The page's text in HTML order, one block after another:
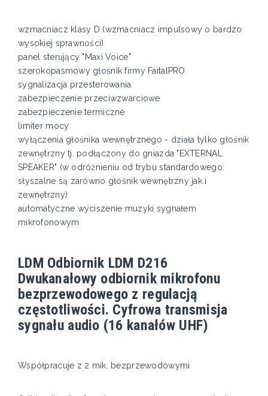
wzmacniacz klasy D (wzmacniacz impulsowy o bardzo
wysokiej sprawności)
panel sterujący "Maxi Voice"
szerokopasmowy głośnik firmy FaitalPRO
sygnalizacja przesterowania
zabezpieczenie przeciwzwarciowe
zabezpieczenie termiczne
limiter mocy
wyłączenia głośnika wewnętrznego - działa tylko głośnik
zewnętrzny tj. podłączony do gniazda "EXTERNAL
SPEAKER" (w odróżnieniu od trybu standardowego:
słyszalne są zarówno głośnik wewnętrzny jak i
zewnętrzny)
automatyczne wyciszenie muzyki sygnałem
mikrofonowym
LDM Odbiornik LDM D216
Dwukanałowy odbiornik mikrofonu
bezprzewodowego z regulacją
częstotliwości. Cyfrowa transmisja
sygnału audio (16 kanałów UHF)
Współpracuje z 2 mik. bezprzewodowymi